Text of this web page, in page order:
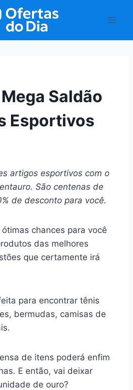
Saldão
Esportivos
artigos esportivos com o
São centenas de
de desconto para você.
chances para você
das melhores
que certamente irá
para encontrar tênis
bermudas, camisas de
de itens poderá enfim
E então, vai deixar
de ouro?